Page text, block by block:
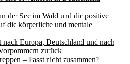
der See im Wald und die positive
die körperliche und mentale
Europa, Deutschland und nach
zurück
– Passt nicht zusammen?